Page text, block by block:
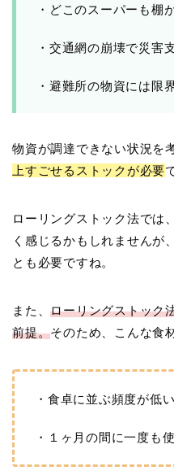
・どこのスーパーも棚
・交通網の崩壊で災害
・避難所の物資には限
物資が調達できない状況を
上すごせるストックが必要
ローリングストック法では
く感じるかもしれませんが
とも必要ですね。
また、ローリングストック
前提。そのため、こんな食
・食卓に並ぶ頻度が低
・１ヶ月の間に一度も